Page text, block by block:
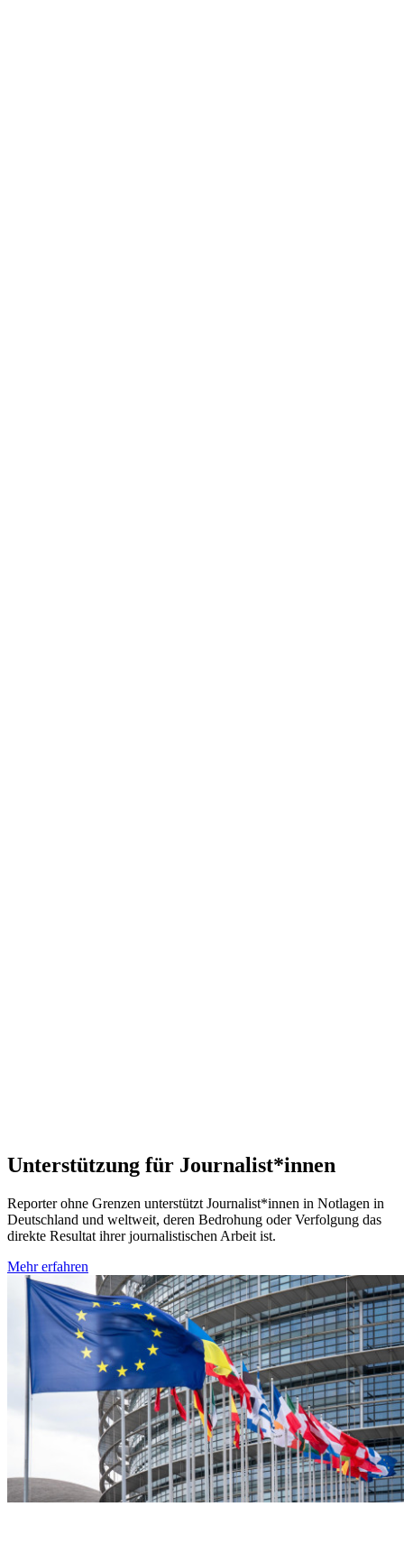
Unterstützung für Journalist*innen
Reporter ohne Grenzen unterstützt Journalist*innen in Notlagen in
Deutschland und weltweit, deren Bedrohung oder Verfolgung das
direkte Resultat ihrer journalistischen Arbeit ist.
Mehr erfahren